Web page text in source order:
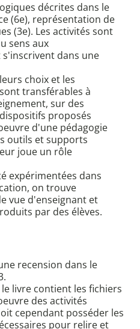
décrites dans le
(6e), représentation de
(3e). Les activités sont
sens aux
dans une
choix et les
transférables à
sur des
proposés
d'une pédagogie
outils et supports
joue un rôle
expérimentées dans
on trouve
vue d'enseignant et
par des élèves.
recension dans le
livre contient les fichiers
des activités
cependant posséder les
pour relire et